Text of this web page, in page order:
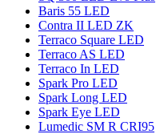
Baris 55 LED
Contra II LED ZK
Terraco Square LED
Terraco AS LED
Terraco In LED
Spark Pro LED
Spark Long LED
Spark Eye LED
Lumedic SM R CRI95